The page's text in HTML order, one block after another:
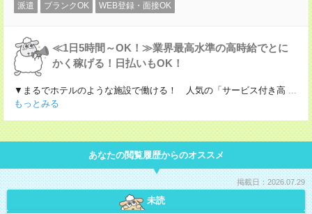
派遣 ブランクOK WEB登録・面接OK
≪1日5時間～OK！≫業界最高水準の高時給でとに
かく稼げる！日払いもOK！
▼まるでホテルのような施設で働ける！ 人気の「サービス付き高 ...
もっとみる
あなたの閲覧履歴からのオススメ
掲載日：2026.07.29
未読